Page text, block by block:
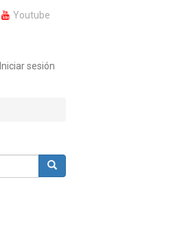
Youtube
Iniciar sesión
Buscar